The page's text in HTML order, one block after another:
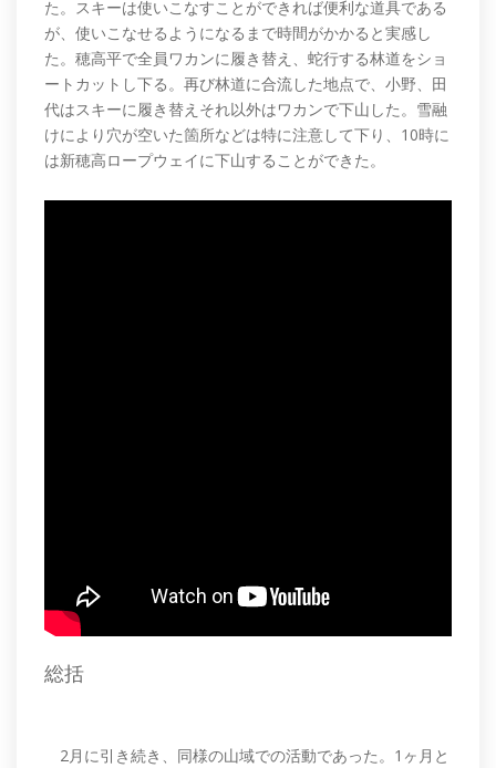
た。スキーは使いこなすことができれば便利な道具である
が、使いこなせるようになるまで時間がかかると実感し
た。穂高平で全員ワカンに履き替え、蛇行する林道をショ
ートカットし下る。再び林道に合流した地点で、小野、田
代はスキーに履き替えそれ以外はワカンで下山した。雪融
けにより穴が空いた箇所などは特に注意して下り、10時に
は新穂高ロープウェイに下山することができた。
総括
2月に引き続き、同様の山域での活動であった。1ヶ月と